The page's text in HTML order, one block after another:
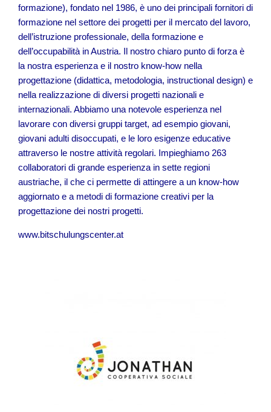
formazione), fondato nel 1986, è uno dei principali fornitori di
formazione nel settore dei progetti per il mercato del lavoro,
dell’istruzione professionale, della formazione e
dell’occupabilità in Austria. Il nostro chiaro punto di forza è
la nostra esperienza e il nostro know-how nella
progettazione (didattica, metodologia, instructional design) e
nella realizzazione di diversi progetti nazionali e
internazionali. Abbiamo una notevole esperienza nel
lavorare con diversi gruppi target, ad esempio giovani,
giovani adulti disoccupati, e le loro esigenze educative
attraverso le nostre attività regolari. Impieghiamo 263
collaboratori di grande esperienza in sette regioni
austriache, il che ci permette di attingere a un know-how
aggiornato e a metodi di formazione creativi per la
progettazione dei nostri progetti.
www.bitschulungscenter.at